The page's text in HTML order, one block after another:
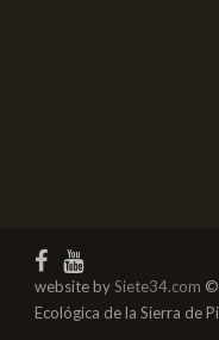
website bySiete34.com ©
Ecológica de la Sierra de